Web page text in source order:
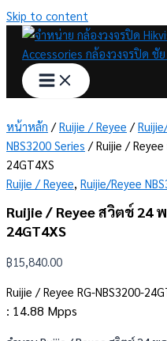
Skip to content
หน้าหลัก /Ruijie / Reyee /
NBS3200 Series / Ruijie /
24GT4XS
Ruijie / Reyee, Ruijie/Reyee
Ruijie / Reyee สวิตช์ 24
24GT4XS
฿15,840.00
Ruijie / Reyee RG-NBS3200-
: 14.88 Mpps